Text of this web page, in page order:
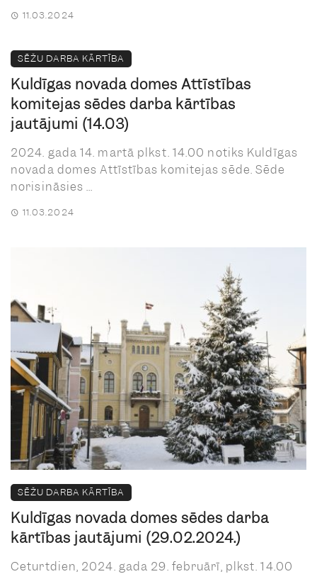
11.03.2024
SĒŽU DARBA KĀRTĪBA
Kuldīgas novada domes Attīstības
komitejas sēdes darba kārtības
jautājumi (14.03)
2024. gada 14. martā plkst. 14.00 notiks Kuldīgas
novada domes Attīstības komitejas sēde. Sēde
norisināsies ...
11.03.2024
SĒŽU DARBA KĀRTĪBA
Kuldīgas novada domes sēdes darba
kārtības jautājumi (29.02.2024.)
Ceturtdien, 2024. gada 29. februārī, plkst. 14.00